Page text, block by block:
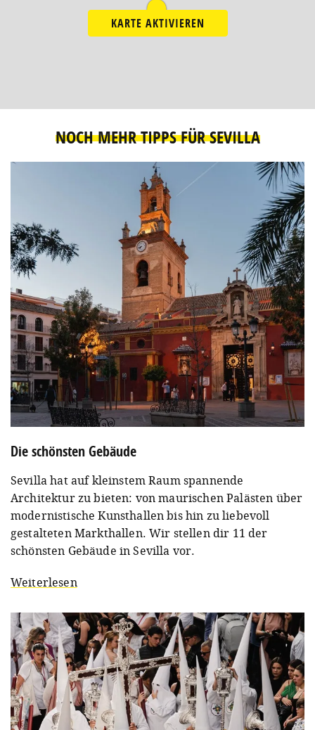
KARTE AKTIVIEREN
NOCH MEHR TIPPS FÜR SEVILLA
Die schönsten Gebäude
Sevilla hat auf kleinstem Raum spannende
Architektur zu bieten: von maurischen Palästen über
modernistische Kunsthallen bis hin zu liebevoll
gestalteten Markthallen. Wir stellen dir 11 der
schönsten Gebäude in Sevilla vor.
Weiterlesen